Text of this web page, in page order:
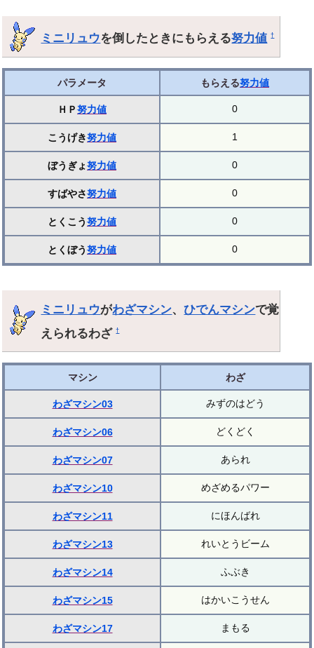
ミニリュウを倒したときにもらえる努力値 †
パラメータ もらえる努力値
ＨＰ努力値 0
こうげき努力値 1
ぼうぎょ努力値 0
すばやさ努力値 0
とくこう努力値 0
とくぼう努力値 0
ミニリュウがわざマシン、ひでんマシンで覚
えられるわざ†
マシン わざ
わざマシン03 みずのはどう
わざマシン06 どくどく
わざマシン07 あられ
わざマシン10 めざめるパワー
わざマシン11 にほんばれ
わざマシン13 れいとうビーム
わざマシン14 ふぶき
わざマシン15 はかいこうせん
わざマシン17 まもる